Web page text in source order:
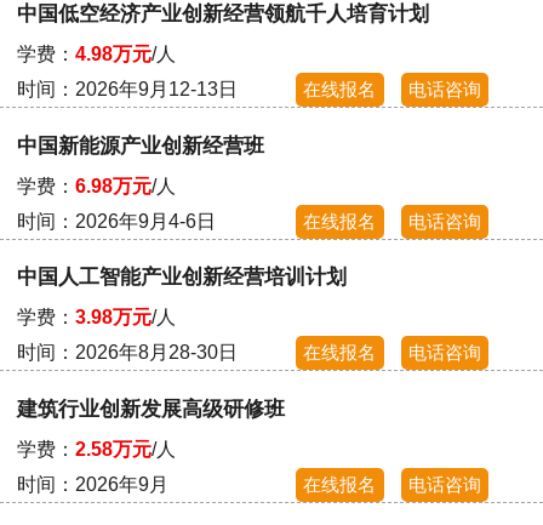
中国低空经济产业创新经营领航千人培育计划
学费：4.98万元/人
时间：2026年9月12-13日
在线报名 电话咨询
中国新能源产业创新经营班
学费：6.98万元/人
时间：2026年9月4-6日
在线报名 电话咨询
中国人工智能产业创新经营培训计划
学费：3.98万元/人
时间：2026年8月28-30日
在线报名 电话咨询
建筑行业创新发展高级研修班
学费：2.58万元/人
时间：2026年9月
在线报名 电话咨询